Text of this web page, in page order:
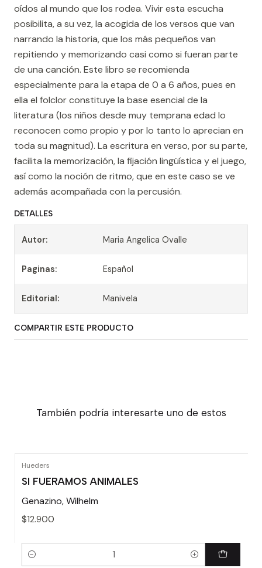
oídos al mundo que los rodea. Vivir esta escucha
posibilita, a su vez, la acogida de los versos que van
narrando la historia, que los más pequeños van
repitiendo y memorizando casi como si fueran parte
de una canción. Este libro se recomienda
especialmente para la etapa de 0 a 6 años, pues en
ella el folclor constituye la base esencial de la
literatura (los niños desde muy temprana edad lo
reconocen como propio y por lo tanto lo aprecian en
toda su magnitud). La escritura en verso, por su parte,
facilita la memorización, la fijación lingüística y el juego,
así como la noción de ritmo, que en este caso se ve
además acompañada con la percusión.
DETALLES
Autor: Maria Angelica Ovalle
Paginas: Español
Editorial: Manivela
COMPARTIR ESTE PRODUCTO
También podría interesarte uno de estos
Hueders
SI FUERAMOS ANIMALES
Genazino, Wilhelm
$12.900
Cantidad